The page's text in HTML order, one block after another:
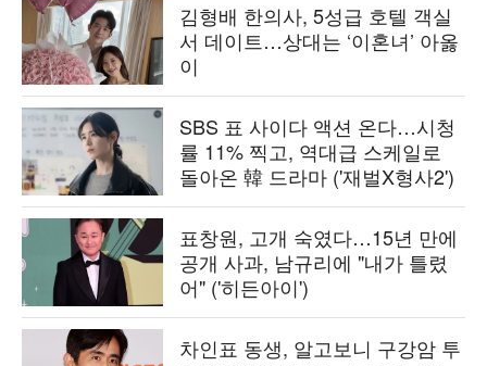
김형배 한의사, 5성급 호텔 객실
서 데이트…상대는 ‘이혼녀’ 아옳
이
SBS 표 사이다 액션 온다…시청
률 11% 찍고, 역대급 스케일로
돌아온 韓 드라마 ('재벌X형사2')
표창원, 고개 숙였다…15년 만에
공개 사과, 남규리에 "내가 틀렸
어" ('히든아이')
차인표 동생, 알고보니 구강암 투